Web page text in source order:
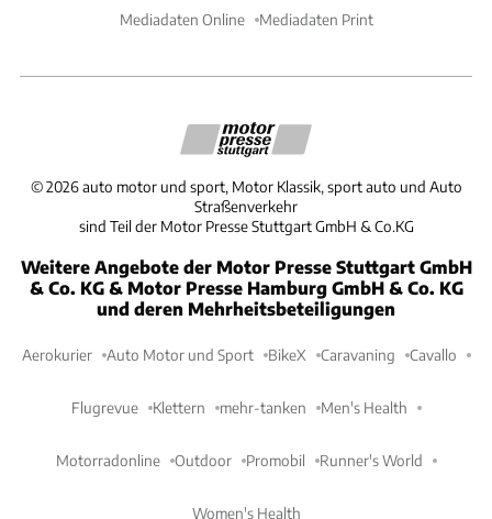
Mediadaten Online Mediadaten Print
©2026 auto motor und sport, Motor Klassik, sport auto und Auto
Straßenverkehr
sind Teil der Motor Presse Stuttgart GmbH & Co.KG
Weitere Angebote der Motor Presse Stuttgart GmbH
& Co. KG & Motor Presse Hamburg GmbH & Co. KG
und deren Mehrheitsbeteiligungen
Aerokurier Auto Motor und Sport BikeX Caravaning Cavallo
Flugrevue Klettern mehr-tanken Men's Health
Motorradonline Outdoor Promobil Runner's World
Women's Health